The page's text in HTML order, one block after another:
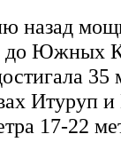
назад
до Южных
Итуруп
17-22